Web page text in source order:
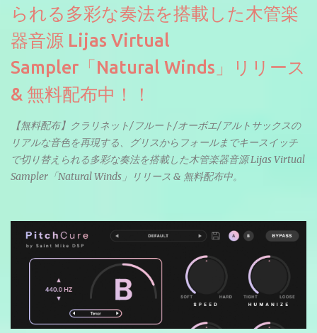
られる多彩な奏法を搭載した木管楽
器音源 Lijas Virtual
Sampler「Natural Winds」リリース
& 無料配布中！！
【無料配布】クラリネット/フルート/オーボエ/アルトサックスの
リアルな音色を再現する、グリスからフォールまでキースイッチ
で切り替えられる多彩な奏法を搭載した木管楽器音源 Lijas Virtual
Sampler「Natural Winds」リリース & 無料配布中。